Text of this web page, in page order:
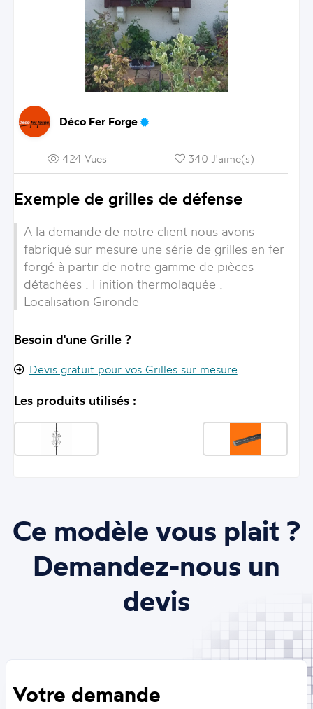
Déco Fer Forge
424 Vues 340 J'aime(s)
Exemple de grilles de défense
A la demande de notre client nous avons
fabriqué sur mesure une série de grilles en fer
forgé à partir de notre gamme de pièces
détachées . Finition thermolaquée .
Localisation Gironde
Besoin d'une Grille ?
Devis gratuit pour vos Grilles sur mesure
Les produits utilisés :
Ce modèle vous plait ?
Demandez-nous un
devis
Votre demande